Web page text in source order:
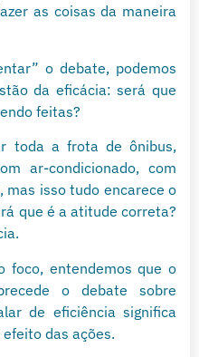
as coisas da maneira
o debate, podemos
da eficácia: será que
feitas?
toda a frota de ônibus,
ar-condicionado, com
isso tudo encarece o
que é a atitude correta?
foco, entendemos que o
o debate sobre
de eficiência significa
das ações.